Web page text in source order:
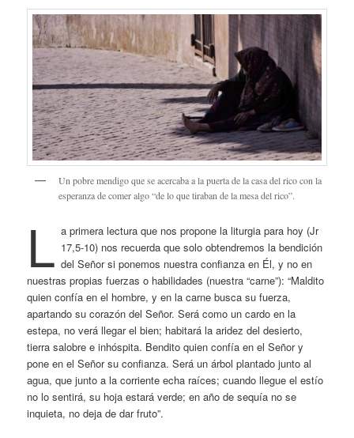
Un pobre mendigo que se acercaba a la puerta de la casa del rico con la
esperanza de comer algo “de lo que tiraban de la mesa del rico”.
L a primera lectura que nos propone la liturgia para hoy (Jr
17,5-10) nos recuerda que solo obtendremos la bendición
del Señor si ponemos nuestra confianza en Él, y no en
nuestras propias fuerzas o habilidades (nuestra “carne”): “Maldito
quien confía en el hombre, y en la carne busca su fuerza,
apartando su corazón del Señor. Será como un cardo en la
estepa, no verá llegar el bien; habitará la aridez del desierto,
tierra salobre e inhóspita. Bendito quien confía en el Señor y
pone en el Señor su confianza. Será un árbol plantado junto al
agua, que junto a la corriente echa raíces; cuando llegue el estío
no lo sentirá, su hoja estará verde; en año de sequía no se
inquieta, no deja de dar fruto”.